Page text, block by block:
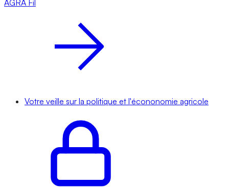
AGRA Fil
Votre veille sur la politique et l'écononomie agricole